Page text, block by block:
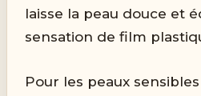
laisse la peau douce et
sensation de film
Pour les peaux